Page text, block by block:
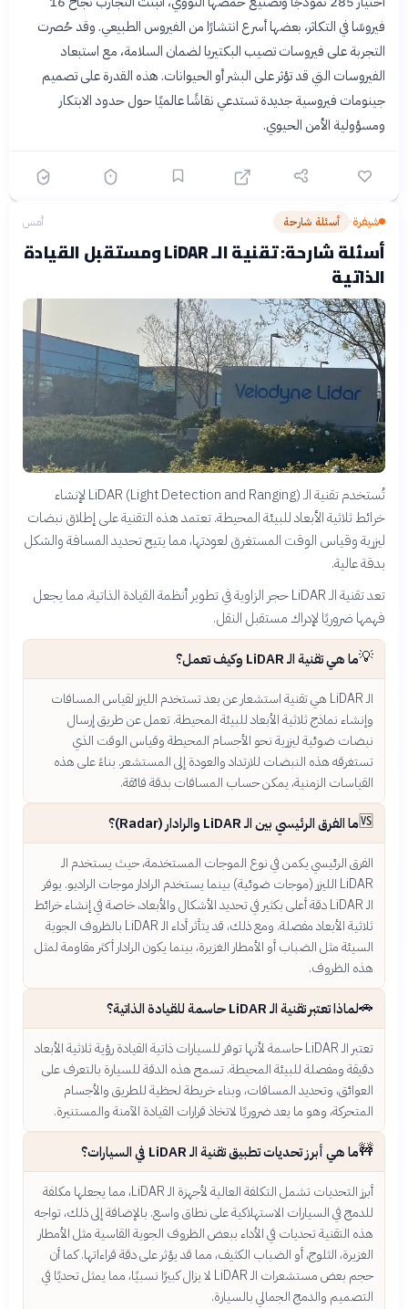
فيروسًا في التكاثر، بعضها أسرع انتشارًا من الفيروس الطبيعي. وقد حُصرت
التجربة على فيروسات تصيب البكتيريا لضمان السلامة، مع استبعاد
الفيروسات التي قد تؤثر على البشر أو الحيوانات. هذه القدرة على تصميم
جينومات فيروسية جديدة تستدعي نقاشًا عالميًا حول حدود الابتكار
ومسؤولية الأمن الحيوي.
شيفرة› أسئلة شارحة أمس
أسئلة شارحة: تقنية الـ LiDAR ومستقبل القيادة
الذاتية
تُستخدم تقنية الـ LiDAR (Light Detection and Ranging) لإنشاء
خرائط ثلاثية الأبعاد للبيئة المحيطة. تعتمد هذه التقنية على إطلاق نبضات
ليزرية وقياس الوقت المستغرق لعودتها، مما يتيح تحديد المسافة والشكل
بدقة عالية.
تعد تقنية الـ LiDAR حجر الزاوية في تطوير أنظمة القيادة الذاتية، مما يجعل
فهمها ضروريًا لإدراك مستقبل النقل.
💡ما هي تقنية الـ LiDAR وكيف تعمل؟
الـ LiDAR هي تقنية استشعار عن بعد تستخدم الليزر لقياس المسافات
وإنشاء نماذج ثلاثية الأبعاد للبيئة المحيطة. تعمل عن طريق إرسال
نبضات ضوئية ليزرية نحو الأجسام المحيطة وقياس الوقت الذي
تستغرقه هذه النبضات للارتداد والعودة إلى المستشعر. بناءً على هذه
القياسات الزمنية، يمكن حساب المسافات بدقة فائقة.
🆚ما الفرق الرئيسي بين الـ LiDAR والرادار (Radar)؟
الفرق الرئيسي يكمن في نوع الموجات المستخدمة، حيث يستخدم الـ
LiDAR الليزر (موجات ضوئية) بينما يستخدم الرادار موجات الراديو. يوفر
الـ LiDAR دقة أعلى بكثير في تحديد الأشكال والأبعاد، خاصة في إنشاء خرائط
ثلاثية الأبعاد مفصلة. ومع ذلك، قد يتأثر أداء الـ LiDAR بالظروف الجوية
السيئة مثل الضباب أو الأمطار الغزيرة، بينما يكون الرادار أكثر مقاومة لمثل
هذه الظروف.
🚗لماذا تعتبر تقنية الـ LiDAR حاسمة للقيادة الذاتية؟
تعتبر الـ LiDAR حاسمة لأنها توفر للسيارات ذاتية القيادة رؤية ثلاثية الأبعاد
دقيقة ومفصلة للبيئة المحيطة. تسمح هذه الدقة للسيارة بالتعرف على
العوائق، وتحديد المسافات، وبناء خريطة لحظية للطريق والأجسام
المتحركة، وهو ما يعد ضروريًا لاتخاذ قرارات القيادة الآمنة والمستنيرة.
🚧ما هي أبرز تحديات تطبيق تقنية الـ LiDAR في السيارات؟
أبرز التحديات تشمل التكلفة العالية لأجهزة الـ LiDAR، مما يجعلها مكلفة
للدمج في السيارات الاستهلاكية على نطاق واسع. بالإضافة إلى ذلك، تواجه
هذه التقنية تحديات في الأداء ببعض الظروف الجوية القاسية مثل الأمطار
الغزيرة، الثلوج، أو الضباب الكثيف، مما قد يؤثر على دقة قراءاتها. كما أن
حجم بعض مستشعرات الـ LiDAR لا يزال كبيرًا نسبيًا، مما يمثل تحديًا في
التصميم والدمج الجمالي بالسيارة.